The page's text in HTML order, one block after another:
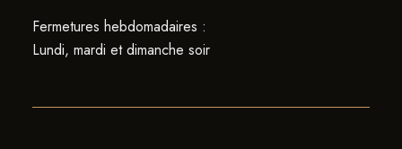
Fermetures hebdomadaires :
Lundi, mardi et dimanche soir